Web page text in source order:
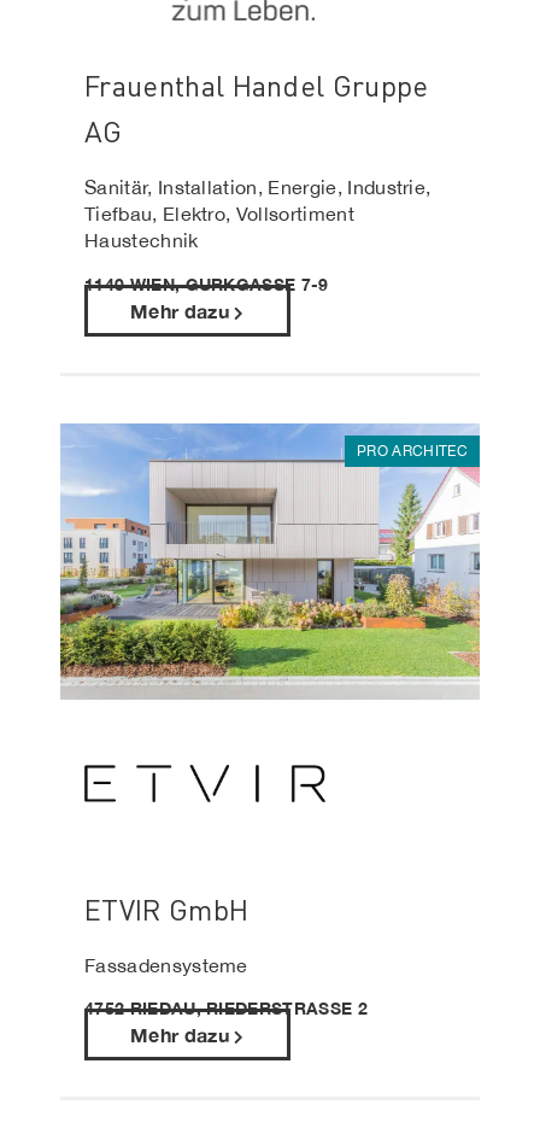
Frauenthal Handel Gruppe
AG
Sanitär, Installation, Energie, Industrie,
Tiefbau, Elektro, Vollsortiment
Haustechnik
1140 WIEN, GURKGASSE 7-9
Mehr dazu
PRO ARCHITEC
ETVIR GmbH
Fassadensysteme
4752 RIEDAU, RIEDERSTRASSE 2
Mehr dazu